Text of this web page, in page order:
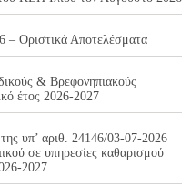
– Οριστικά Αποτελέσματα
& Βρεφονηπιακούς
έτος 2026-2027
υπ’ αριθ. 24146/03-07-2026
σε υπηρεσίες καθαρισμού
2027